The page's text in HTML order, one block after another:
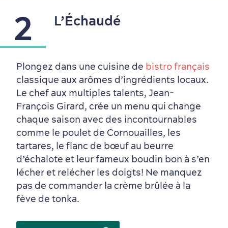
Périphérie de la ville
Activités en hiver
en famille
Centres de villégiature
Informations pratiques
2 L’Échaudé
Plongez dans une cuisine de bistro français
classique aux arômes d’ingrédients locaux.
Le chef aux multiples talents, Jean-
François Girard, crée un menu qui change
chaque saison avec des incontournables
comme le poulet de Cornouailles, les
tartares, le flanc de bœuf au beurre
d’échalote et leur fameux boudin bon à s’en
lécher et relécher les doigts! Ne manquez
pas de commander la crème brûlée à la
fève de tonka.